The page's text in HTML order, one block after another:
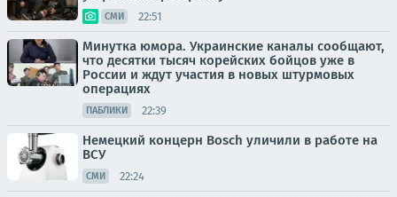
СМИ 22:51
Минутка юмора. Украинские каналы сообщают,
что десятки тысяч корейских бойцов уже в
России и ждут участия в новых штурмовых
операциях
ПАБЛИКИ 22:39
Немецкий концерн Bosch уличили в работе на
ВСУ
СМИ 22:24